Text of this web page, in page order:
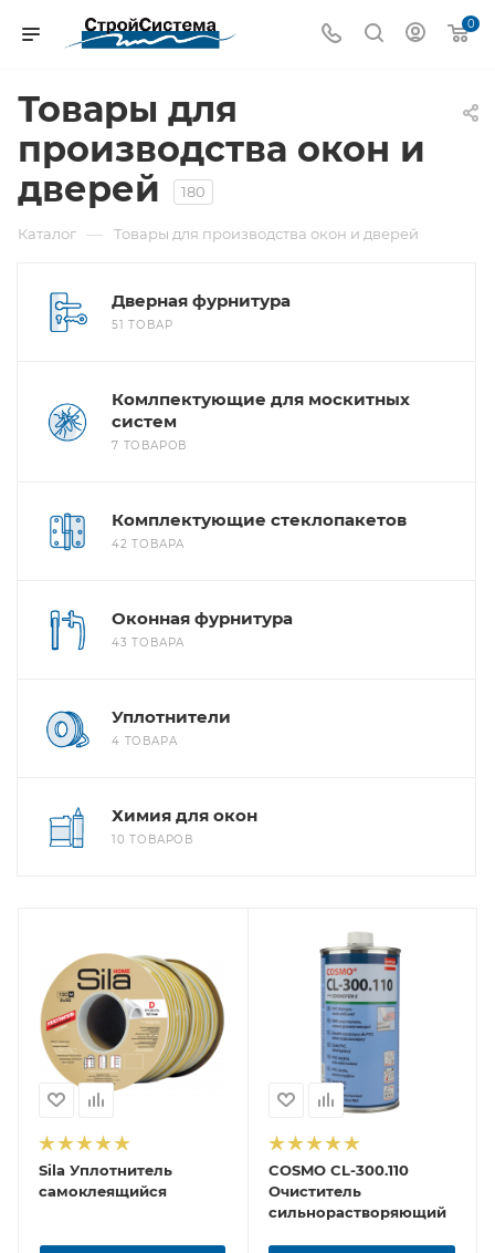
0
Товары для
производства окон и
дверей
180
Каталог — Товары для производства окон и дверей
Дверная фурнитура
51 ТОВАР
Комлпектующие для москитных
систем
7 ТОВАРОВ
Комплектующие стеклопакетов
42 ТОВАРА
Оконная фурнитура
43 ТОВАРА
Уплотнители
4 ТОВАРА
Химия для окон
10 ТОВАРОВ
Sila Уплотнитель
самоклеящийся
COSMO CL-300.110
Очиститель
сильнорастворяющий